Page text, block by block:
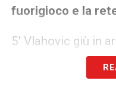
fuorigioco e la
5′ Vlahovic giù in
forte per Vlahovic.
viene atterrato